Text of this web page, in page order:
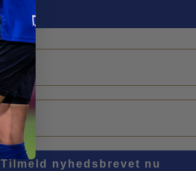
Tilmeld nyhedsbrevet nu